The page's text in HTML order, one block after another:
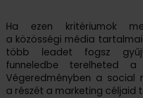
Ha ezen kritériumok
a közösségi média
több leadet fogsz
funneledbe terelheted a
Végeredményben a social
a részét a marketing céljaid